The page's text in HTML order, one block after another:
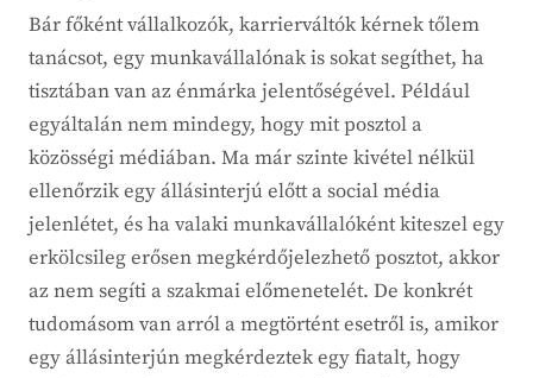
Bár főként vállalkozók, karrierváltók kérnek tőlem
tanácsot, egy munkavállalónak is sokat segíthet, ha
tisztában van az énmárka jelentőségével. Például
egyáltalán nem mindegy, hogy mit posztol a
közösségi médiában. Ma már szinte kivétel nélkül
ellenőrzik egy állásinterjú előtt a social média
jelenlétet, és ha valaki munkavállalóként kiteszel egy
erkölcsileg erősen megkérdőjelezhető posztot, akkor
az nem segíti a szakmai előmenetelét. De konkrét
tudomásom van arról a megtörtént esetről is, amikor
egy állásinterjún megkérdeztek egy fiatalt, hogy